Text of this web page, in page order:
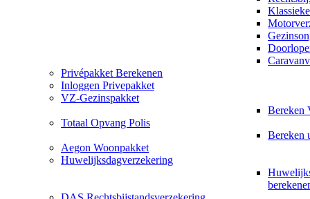
Privépakket Berekenen
Inloggen Privepakket
VZ-Gezinspakket
Bereken
Totaal Opvang Polis
Bereken
Aegon Woonpakket
Huwelijksdagverzekering